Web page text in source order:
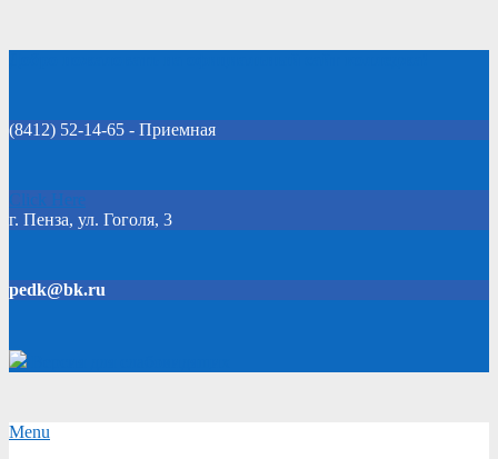
(8412) 52-14-65 - Приемная
Click Here
г. Пенза, ул. Гоголя, 3
pedk@bk.ru
Secondary
Menu